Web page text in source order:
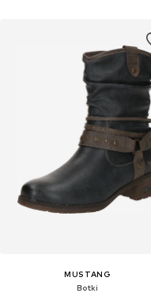
MUSTANG
Botki